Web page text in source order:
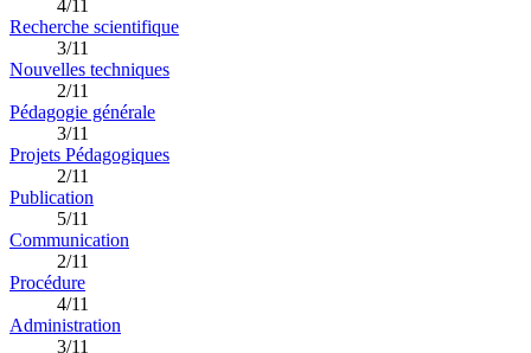
4/11
Recherche scientifique
3/11
Nouvelles techniques
2/11
Pédagogie générale
3/11
Projets Pédagogiques
2/11
Publication
5/11
Communication
2/11
Procédure
4/11
Administration
3/11